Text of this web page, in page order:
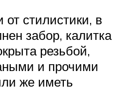
стилистики, в
забор, калитка
резьбой,
и прочими
же иметь